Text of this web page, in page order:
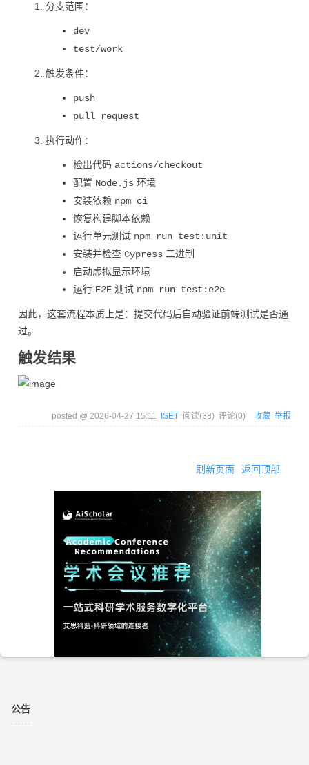
分支范围：
dev
test/work
触发条件：
push
pull_request
执行动作：
检出代码 actions/checkout
配置 Node.js 环境
安装依赖 npm ci
恢复构建脚本依赖
运行单元测试 npm run test:unit
安装并检查 Cypress 二进制
启动虚拟显示环境
运行 E2E 测试 npm run test:e2e
因此，这套流程本质上是：提交代码后自动验证前端测试是否通
过。
触发结果
posted @ 2026-04-27 15:11 ISET 阅读(38) 评论(0) 收藏 举报
刷新页面 返回顶部
公告